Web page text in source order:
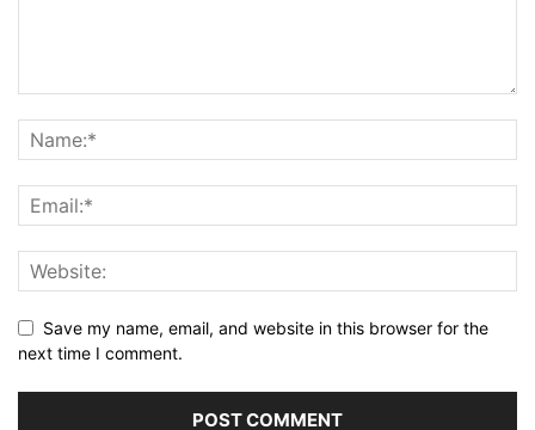
Save my name, email, and website in this browser for the
next time I comment.